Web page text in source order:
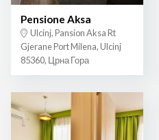
Pensione Aksa
Ulcinj, Pansion Aksa Rt
Gjerane Port Milena, Ulcinj
85360, Црна Гора